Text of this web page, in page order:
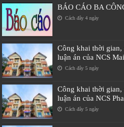
BÁO CÁO BA
Cách đây 4 ngày
Công khai thời
luận án của NCS
Cách đây 5 ngày
Công khai thời
luận án của NCS
Cách đây 5 ngày